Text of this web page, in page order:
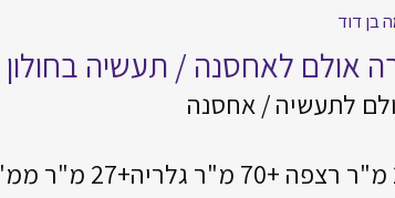
בן דוד
אולם לאחסנה / תעשיה בחולון
לתעשיה / אחסנה